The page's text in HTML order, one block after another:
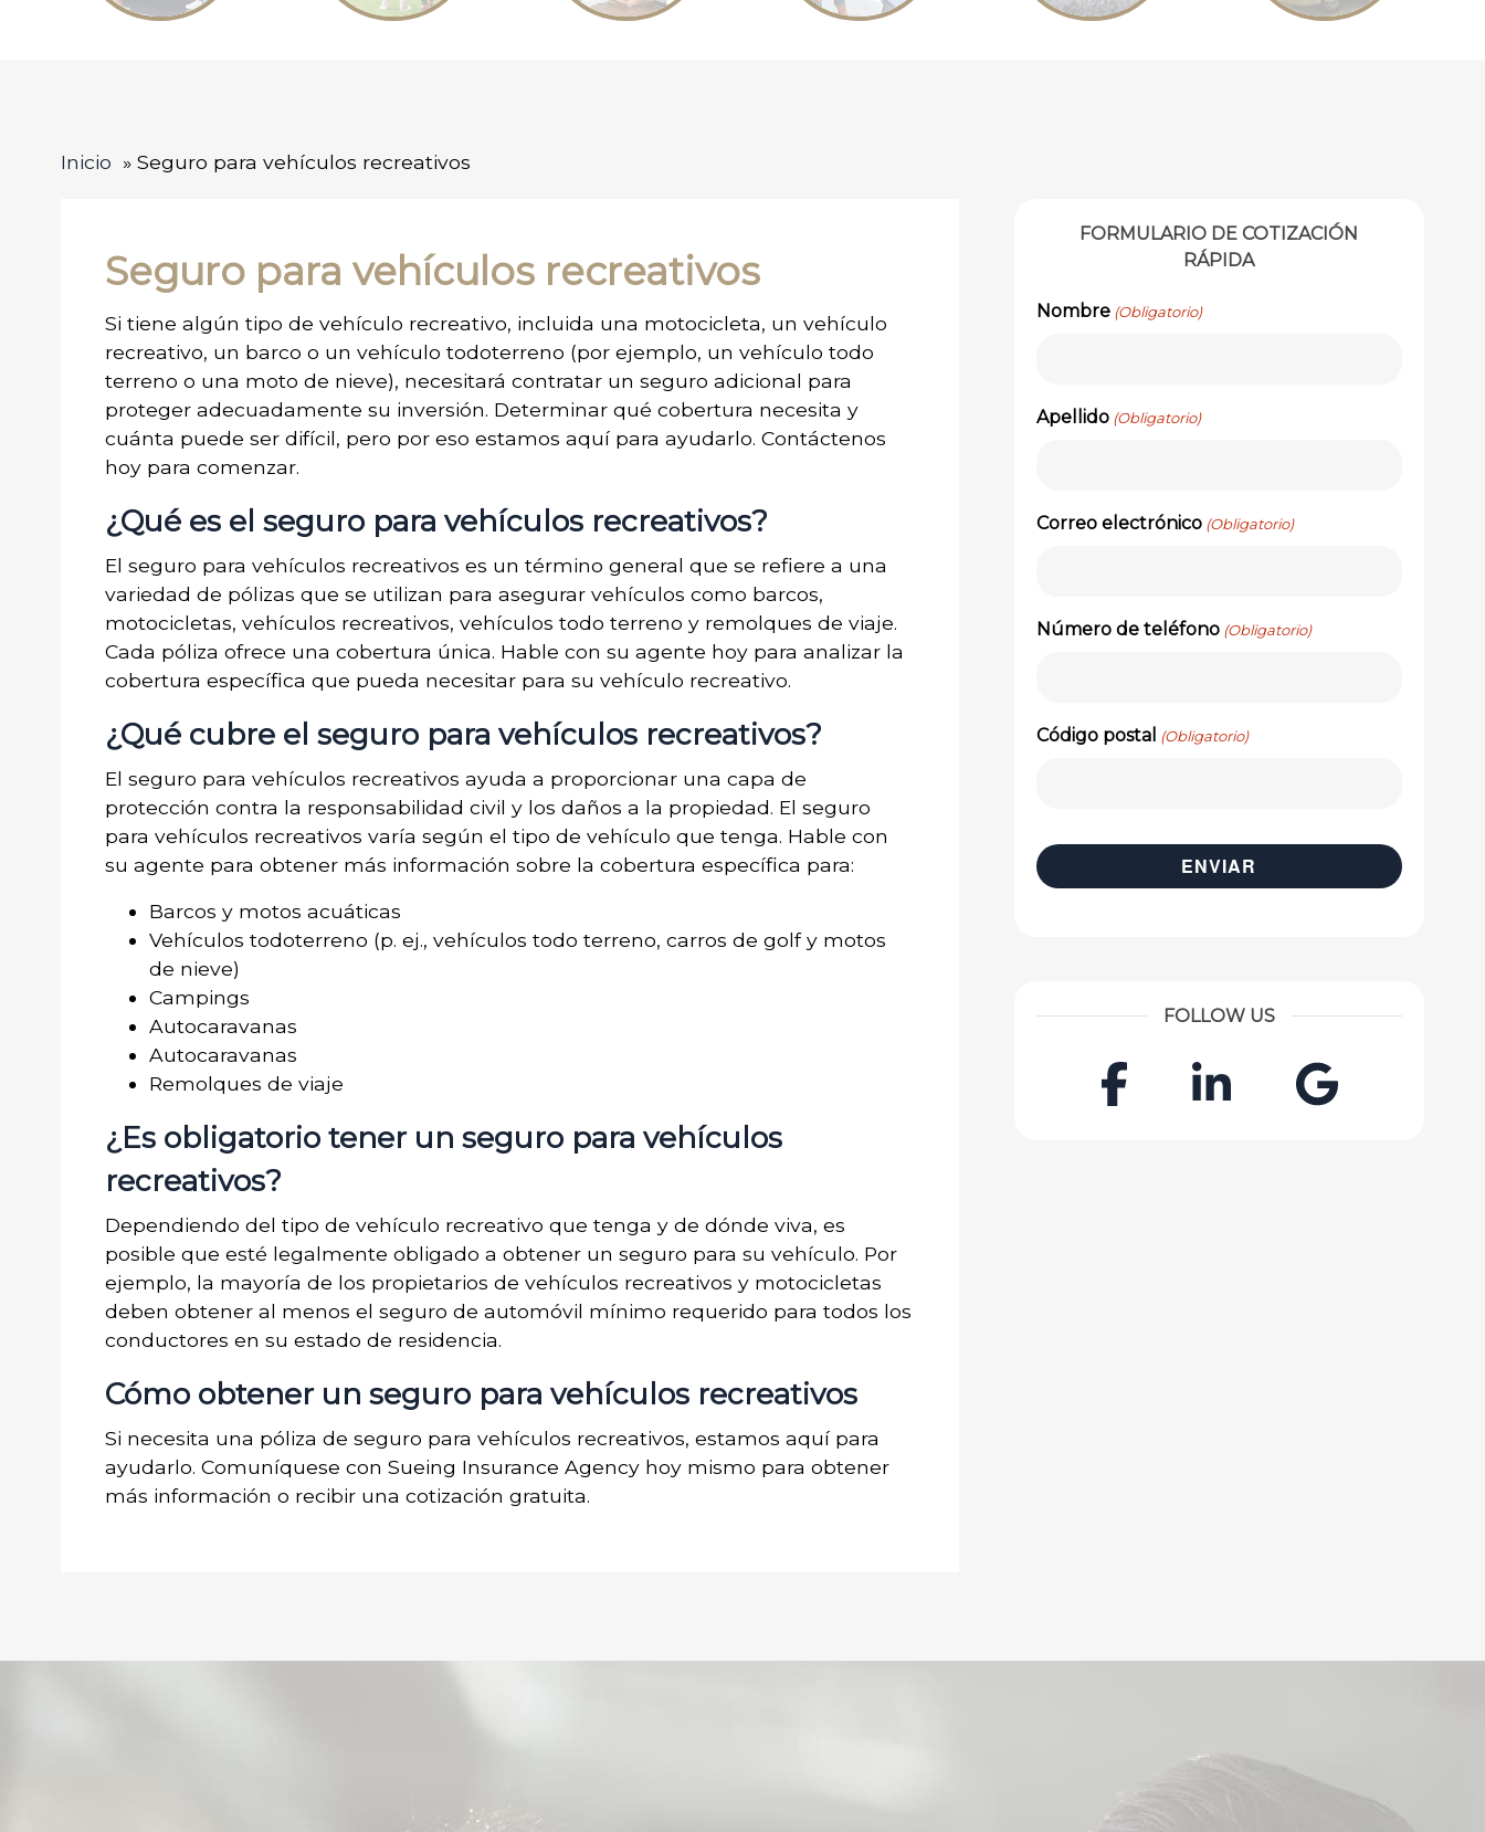
Inicio Seguro para vehículos recreativos
Seguro para vehículos recreativos
Si tiene algún tipo de vehículo recreativo, incluida una motocicleta, un vehículo
recreativo, un barco o un vehículo todoterreno (por ejemplo, un vehículo todo
terreno o una moto de nieve), necesitará contratar un seguro adicional para
proteger adecuadamente su inversión. Determinar qué cobertura necesita y
cuánta puede ser difícil, pero por eso estamos aquí para ayudarlo. Contáctenos
hoy para comenzar.
¿Qué es el seguro para vehículos recreativos?
El seguro para vehículos recreativos es un término general que se refiere a una
variedad de pólizas que se utilizan para asegurar vehículos como barcos,
motocicletas, vehículos recreativos, vehículos todo terreno y remolques de viaje.
Cada póliza ofrece una cobertura única. Hable con su agente hoy para analizar la
cobertura específica que pueda necesitar para su vehículo recreativo.
¿Qué cubre el seguro para vehículos recreativos?
El seguro para vehículos recreativos ayuda a proporcionar una capa de
protección contra la responsabilidad civil y los daños a la propiedad. El seguro
para vehículos recreativos varía según el tipo de vehículo que tenga. Hable con
su agente para obtener más información sobre la cobertura específica para:
Barcos y motos acuáticas
Vehículos todoterreno (p. ej., vehículos todo terreno, carros de golf y motos
de nieve)
Campings
Autocaravanas
Autocaravanas
Remolques de viaje
¿Es obligatorio tener un seguro para vehículos
recreativos?
Dependiendo del tipo de vehículo recreativo que tenga y de dónde viva, es
posible que esté legalmente obligado a obtener un seguro para su vehículo. Por
ejemplo, la mayoría de los propietarios de vehículos recreativos y motocicletas
deben obtener al menos el seguro de automóvil mínimo requerido para todos los
conductores en su estado de residencia.
Cómo obtener un seguro para vehículos recreativos
Si necesita una póliza de seguro para vehículos recreativos, estamos aquí para
ayudarlo. Comuníquese con Sueing Insurance Agency hoy mismo para obtener
más información o recibir una cotización gratuita.
FORMULARIO DE COTIZACIÓN
RÁPIDA
Nombre (Obligatorio)
Apellido (Obligatorio)
Correo electrónico (Obligatorio)
Número de teléfono (Obligatorio)
Código postal (Obligatorio)
FOLLOW US
Facebook
LinkedIn